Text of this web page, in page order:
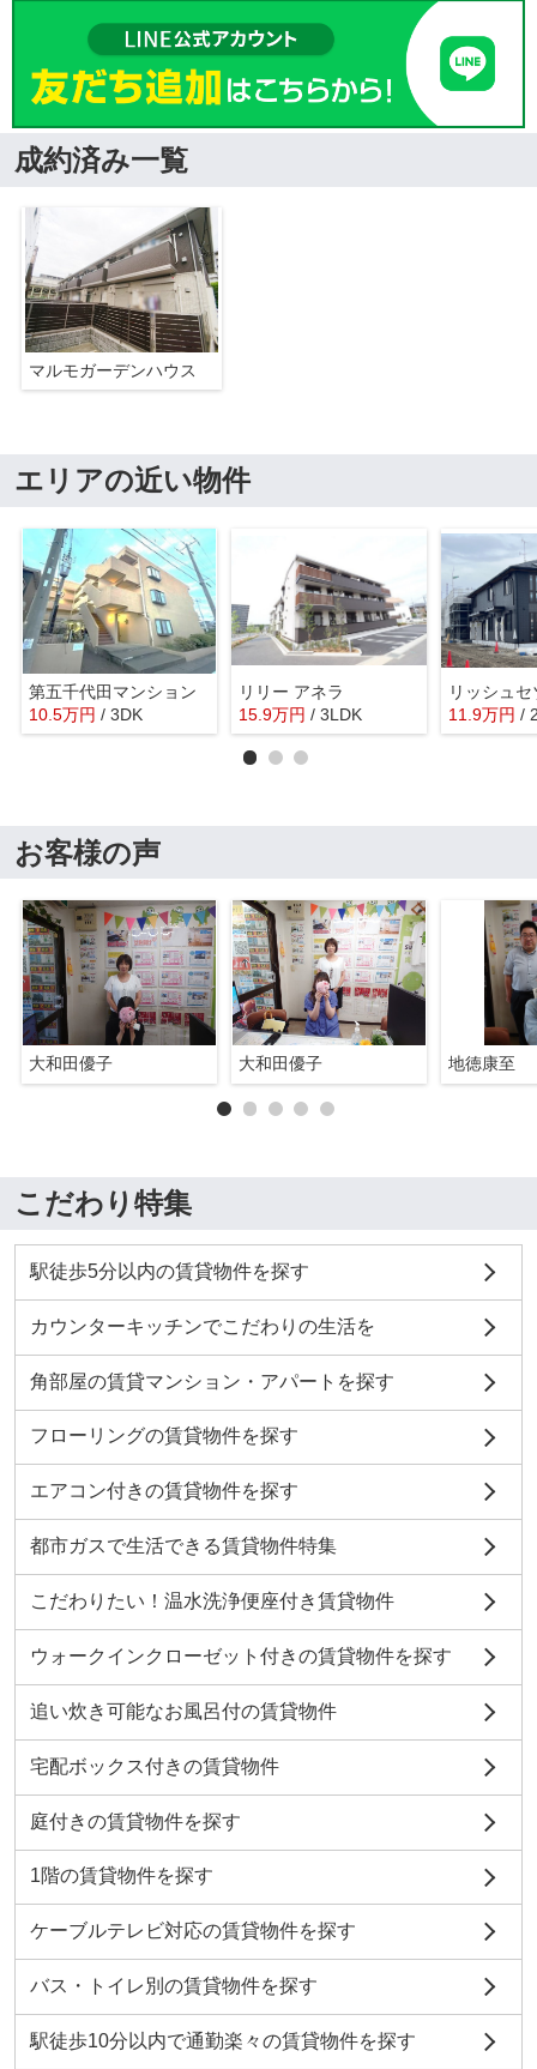
成約済み一覧
マルモガーデンハウス
エリアの近い物件
第五千代田マンション
10.5万円 / 3DK
リリー アネラ
15.9万円 / 3LDK
リッシュ
11.9万円 /
お客様の声
大和田優子 大和田優子 地徳康至
こだわり特集
駅徒歩5分以内の賃貸物件を探す
カウンターキッチンでこだわりの生活を
角部屋の賃貸マンション・アパートを探す
フローリングの賃貸物件を探す
エアコン付きの賃貸物件を探す
都市ガスで生活できる賃貸物件特集
こだわりたい！温水洗浄便座付き賃貸物件
ウォークインクローゼット付きの賃貸物件を探す
追い炊き可能なお風呂付の賃貸物件
宅配ボックス付きの賃貸物件
庭付きの賃貸物件を探す
1階の賃貸物件を探す
ケーブルテレビ対応の賃貸物件を探す
バス・トイレ別の賃貸物件を探す
駅徒歩10分以内で通勤楽々の賃貸物件を探す